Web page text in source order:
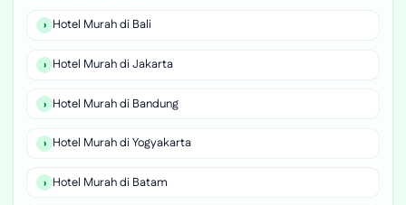
Hotel Murah di Bali
Hotel Murah di Jakarta
Hotel Murah di Bandung
Hotel Murah di Yogyakarta
Hotel Murah di Batam